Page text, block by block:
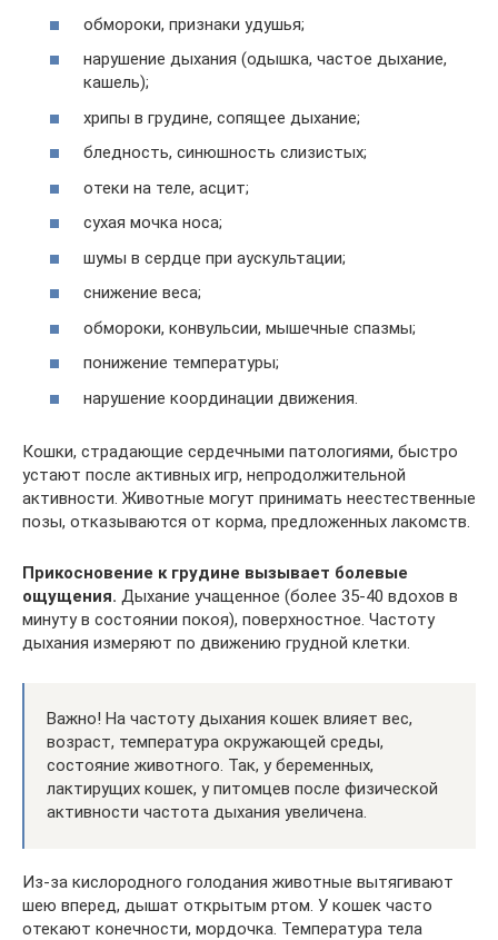
обмороки, признаки удушья;
нарушение дыхания (одышка, частое дыхание,
кашель);
хрипы в грудине, сопящее дыхание;
бледность, синюшность слизистых;
отеки на теле, асцит;
сухая мочка носа;
шумы в сердце при аускультации;
снижение веса;
обмороки, конвульсии, мышечные спазмы;
понижение температуры;
нарушение координации движения.
Кошки, страдающие сердечными патологиями, быстро
устают после активных игр, непродолжительной
активности. Животные могут принимать неестественные
позы, отказываются от корма, предложенных лакомств.
Прикосновение к грудине вызывает болевые
ощущения. Дыхание учащенное (более 35-40 вдохов в
минуту в состоянии покоя), поверхностное. Частоту
дыхания измеряют по движению грудной клетки.
Важно! На частоту дыхания кошек влияет вес,
возраст, температура окружающей среды,
состояние животного. Так, у беременных,
лактирущих кошек, у питомцев после физической
активности частота дыхания увеличена.
Из-за кислородного голодания животные вытягивают
шею вперед, дышат открытым ртом. У кошек часто
отекают конечности, мордочка. Температура тела